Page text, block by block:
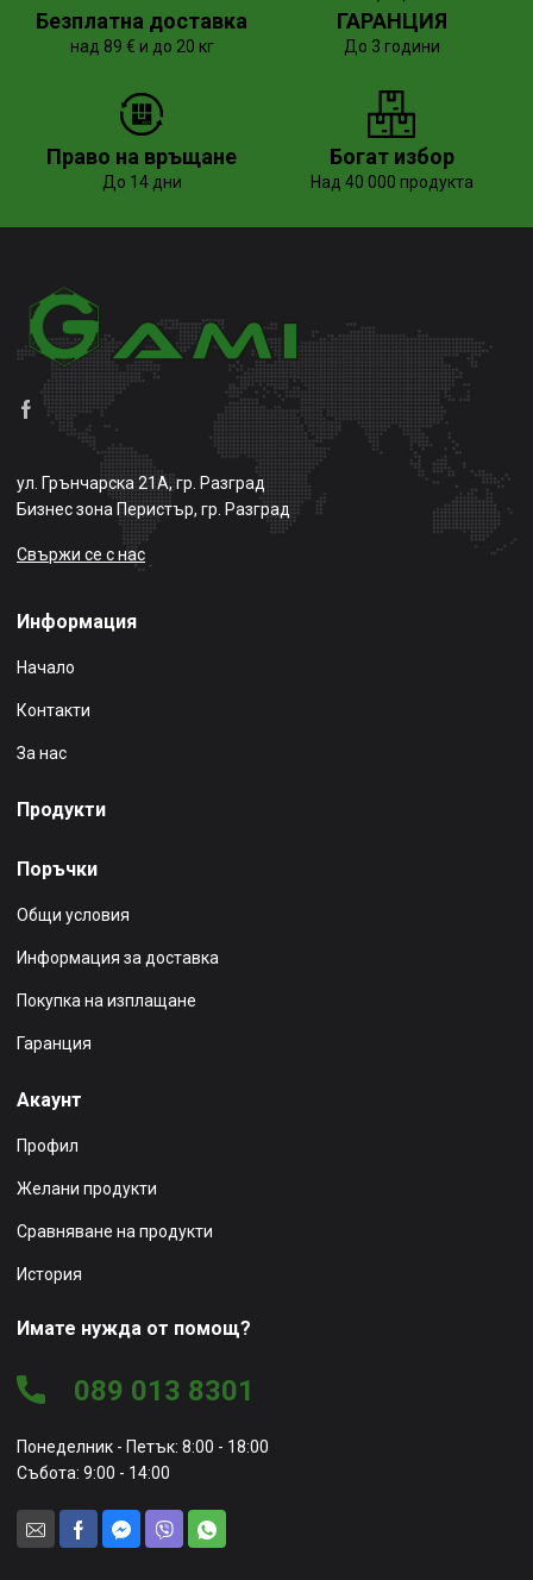
Безплатна доставка
над 89 € и до 20 кг
ГАРАНЦИЯ
До 3 години
Право на връщане
До 14 дни
Богат избор
Над 40 000 продукта
ул. Грънчарска 21А, гр. Разград
Бизнес зона Перистър, гр. Разград
Свържи се с нас
Информация
Начало
Контакти
За нас
Продукти
Поръчки
Общи условия
Информация за доставка
Покупка на изплащане
Гаранция
Акаунт
Профил
Желани продукти
Сравняване на продукти
История
Имате нужда от помощ?
089 013 8301
Понеделник - Петък: 8:00 - 18:00
Събота: 9:00 - 14:00